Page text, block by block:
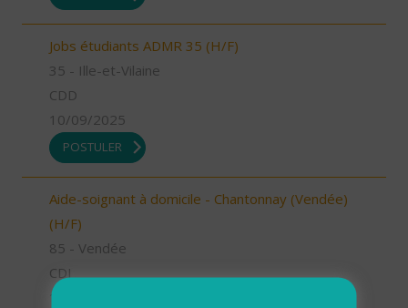
Jobs étudiants ADMR 35 (H/F)
35 - Ille-et-Vilaine
CDD
10/09/2025
POSTULER
Aide-soignant à domicile - Chantonnay (Vendée)
(H/F)
85 - Vendée
CDI
10/09/2025